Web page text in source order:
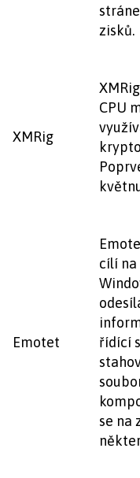
zisků.
XMRig
CPU
Emotet
cílí
řídící
se na